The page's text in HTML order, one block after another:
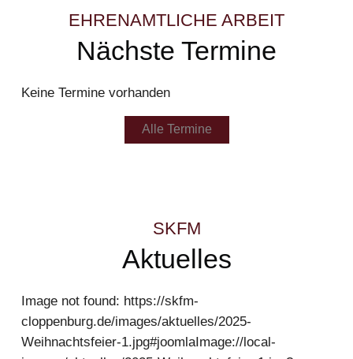
EHRENAMTLICHE ARBEIT
Nächste Termine
Keine Termine vorhanden
Alle Termine
SKFM
Aktuelles
Image not found: https://skfm-
cloppenburg.de/images/aktuelles/2025-
Weihnachtsfeier-1.jpg#joomlaImage://local-